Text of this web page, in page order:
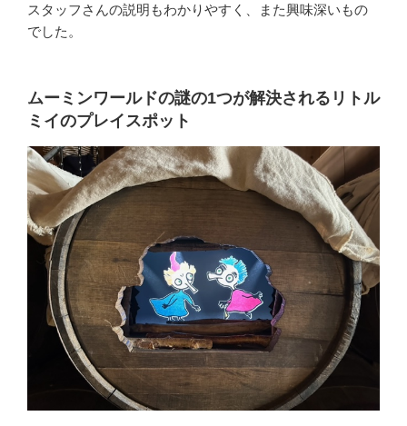
スタッフさんの説明もわかりやすく、また興味深いもの
でした。
ムーミンワールドの謎の1つが解決されるリトル
ミイのプレイスポット